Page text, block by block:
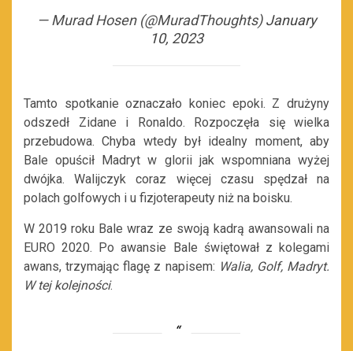
— Murad Hosen (@MuradThoughts)January
10, 2023
Tamto spotkanie oznaczało koniec epoki. Z drużyny
odszedł Zidane i Ronaldo. Rozpoczęła się wielka
przebudowa. Chyba wtedy był idealny moment, aby
Bale opuścił Madryt w glorii jak wspomniana wyżej
dwójka. Walijczyk coraz więcej czasu spędzał na
polach golfowych i u fizjoterapeuty niż na boisku.
W 2019 roku Bale wraz ze swoją kadrą awansowali na
EURO 2020. Po awansie Bale świętował z kolegami
awans, trzymając flagę z napisem: Walia, Golf, Madryt.
W tej kolejności.